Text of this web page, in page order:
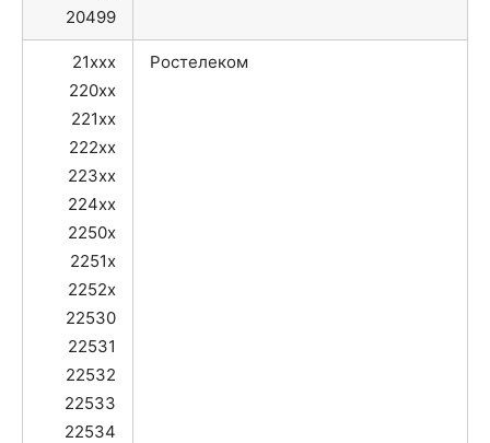
20499
21xxx
220xx
221xx
222xx
223xx
224xx
2250x
2251x
2252x
22530
22531
22532
22533
22534
Ростелеком